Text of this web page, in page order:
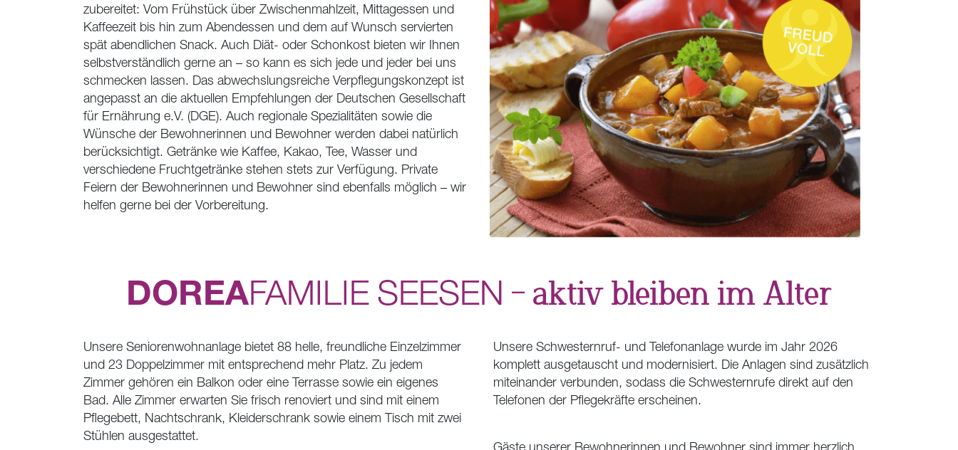
zubereitet: Vom Frühstück über Zwischenmahlzeit, Mittagessen und
Kaffeezeit bis hin zum Abendessen und dem auf Wunsch servierten
spät abendlichen Snack. Auch Diät- oder Schonkost bieten wir Ihnen
selbstverständlich gerne an – so kann es sich jede und jeder bei uns
schmecken lassen. Das abwechslungsreiche Verpflegungskonzept ist
angepasst an die aktuellen Empfehlungen der Deutschen Gesellschaft
für Ernährung e.V. (DGE). Auch regionale Spezialitäten sowie die
Wünsche der Bewohnerinnen und Bewohner werden dabei natürlich
berücksichtigt. Getränke wie Kaffee, Kakao, Tee, Wasser und
verschiedene Fruchtgetränke stehen stets zur Verfügung. Private
Feiern der Bewohnerinnen und Bewohner sind ebenfalls möglich – wir
helfen gerne bei der Vorbereitung.
DOREAFAMILIE SEESEN – aktiv bleiben im Alter
Unsere Seniorenwohnanlage bietet 88 helle, freundliche Einzelzimmer
und 23 Doppelzimmer mit entsprechend mehr Platz. Zu jedem
Zimmer gehören ein Balkon oder eine Terrasse sowie ein eigenes
Bad. Alle Zimmer erwarten Sie frisch renoviert und sind mit einem
Pflegebett, Nachtschrank, Kleiderschrank sowie einem Tisch mit zwei
Stühlen ausgestattet.
Unsere Schwesternruf- und Telefonanlage wurde im Jahr 2026
komplett ausgetauscht und modernisiert. Die Anlagen sind zusätzlich
miteinander verbunden, sodass die Schwesternrufe direkt auf den
Telefonen der Pflegekräfte erscheinen.
Gäste unserer Bewohnerinnen und Bewohner sind immer herzlich